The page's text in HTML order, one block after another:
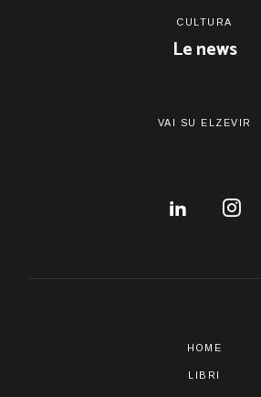
CULTURA
Le news
VAI SU ELZEVIR
HOME
LIBRI